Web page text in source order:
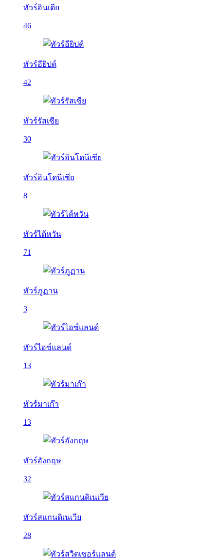
ทัวร์อินเดีย
46
ทัวร์อียิปต์
42
ทัวร์รัสเซีย
30
ทัวร์อินโดนีเซีย
8
ทัวร์ไต้หวัน
71
ทัวร์ภูฏาน
3
ทัวร์ไอซ์แลนด์
13
ทัวร์มาเก๊า
13
ทัวร์อังกฤษ
32
ทัวร์สแกนดิเนเวีย
28